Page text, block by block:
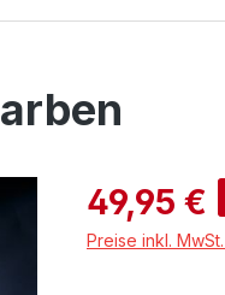
Verkaufspreis:
49,95 €
Preise inkl.